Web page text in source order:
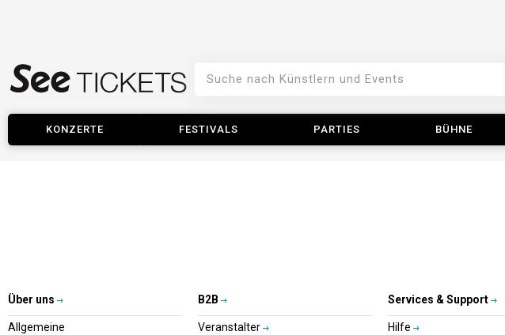
KONZERTE FESTIVALS PARTIES BÜHNE
Über uns
Allgemeine
B2B
Veranstalter
Services & Support
Hilfe